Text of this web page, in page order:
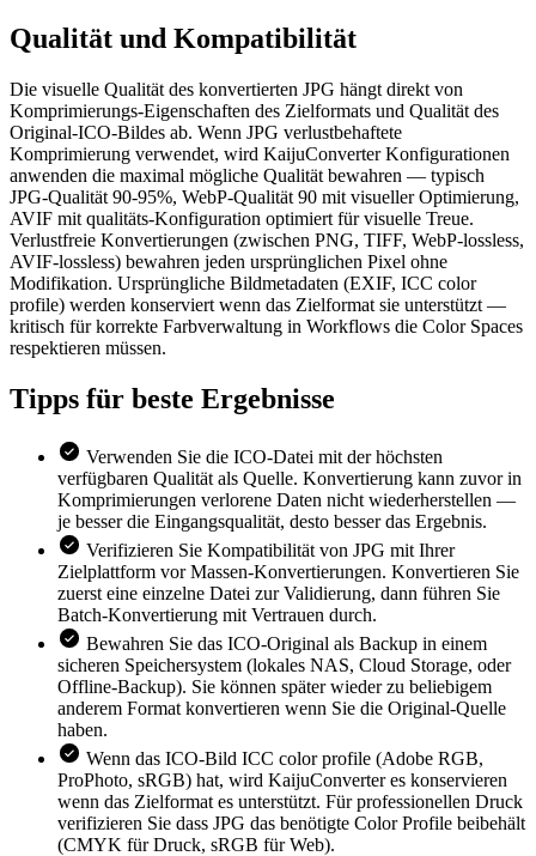
Qualität und Kompatibilität
Die visuelle Qualität des konvertierten JPG hängt direkt von
Komprimierungs-Eigenschaften des Zielformats und Qualität des
Original-ICO-Bildes ab. Wenn JPG verlustbehaftete
Komprimierung verwendet, wird KaijuConverter Konfigurationen
anwenden die maximal mögliche Qualität bewahren — typisch
JPG-Qualität 90-95%, WebP-Qualität 90 mit visueller Optimierung,
AVIF mit qualitäts-Konfiguration optimiert für visuelle Treue.
Verlustfreie Konvertierungen (zwischen PNG, TIFF, WebP-lossless,
AVIF-lossless) bewahren jeden ursprünglichen Pixel ohne
Modifikation. Ursprüngliche Bildmetadaten (EXIF, ICC color
profile) werden konserviert wenn das Zielformat sie unterstützt —
kritisch für korrekte Farbverwaltung in Workflows die Color Spaces
respektieren müssen.
Tipps für beste Ergebnisse
Verwenden Sie die ICO-Datei mit der höchsten
verfügbaren Qualität als Quelle. Konvertierung kann zuvor in
Komprimierungen verlorene Daten nicht wiederherstellen —
je besser die Eingangsqualität, desto besser das Ergebnis.
Verifizieren Sie Kompatibilität von JPG mit Ihrer
Zielplattform vor Massen-Konvertierungen. Konvertieren Sie
zuerst eine einzelne Datei zur Validierung, dann führen Sie
Batch-Konvertierung mit Vertrauen durch.
Bewahren Sie das ICO-Original als Backup in einem
sicheren Speichersystem (lokales NAS, Cloud Storage, oder
Offline-Backup). Sie können später wieder zu beliebigem
anderem Format konvertieren wenn Sie die Original-Quelle
haben.
Wenn das ICO-Bild ICC color profile (Adobe RGB,
ProPhoto, sRGB) hat, wird KaijuConverter es konservieren
wenn das Zielformat es unterstützt. Für professionellen Druck
verifizieren Sie dass JPG das benötigte Color Profile beibehält
(CMYK für Druck, sRGB für Web).